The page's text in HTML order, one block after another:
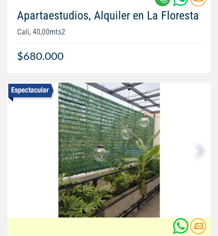
Apartaestudios, Alquiler en La Floresta
Cali, 40,00mts2
$680.000